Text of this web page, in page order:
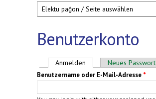
Benutzerkonto
Haupt-Reiter
Anmelden (aktiver Reiter)
Neues
Benutzername oder E-Mail-Adresse *